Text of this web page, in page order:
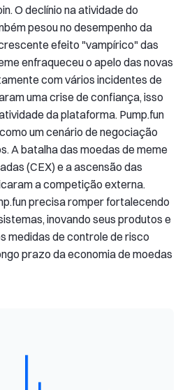
O declínio na atividade do
pesou no desempenho da
efeito "vampírico" das
enfraqueceu o apelo das novas
com vários incidentes de
uma crise de confiança, isso
da plataforma. Pump.fun
um cenário de negociação
A batalha das moedas de meme
(CEX) e a ascensão das
a competição externa.
precisa romper fortalecendo
inovando seus produtos e
medidas de controle de risco
prazo da economia de moedas